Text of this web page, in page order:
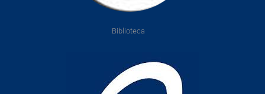
Biblioteca